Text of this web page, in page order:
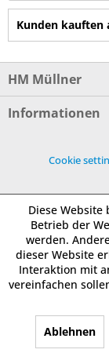
Kunden kauften
HM Müllner
Informationen
Cookie
Diese
Betrieb der
werden.
dieser Website
Interaktion mit
vereinfachen
Ablehnen